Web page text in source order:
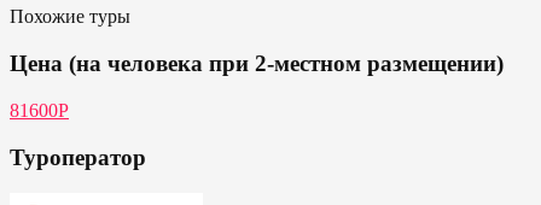
Похожие туры
Цена (на человека при 2-местном размещении)
81600Р
Туроператор